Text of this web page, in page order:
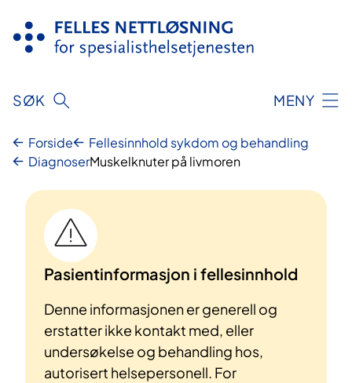
innhold
SØK MENY
Forside
Fellesinnhold sykdom og behandling
DiagnoserMuskelknuter på livmoren
Pasientinformasjon i fellesinnhold
Denne informasjonen er generell og
erstatter ikke kontakt med, eller
undersøkelse og behandling hos,
autorisert helsepersonell. For